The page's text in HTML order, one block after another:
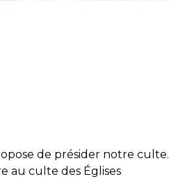
de présider notre culte.
au culte des Églises